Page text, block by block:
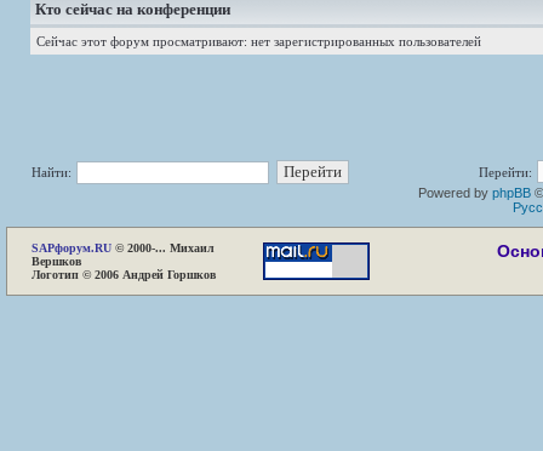
Кто сейчас на конференции
Сейчас этот форум просматривают: нет зарегистрированных пользователей
Найти:
Перейти:
Powered by phpBB
SAPфорум.RU © 2000-... Михаил
Вершков
Логотип © 2006 Андрей Горшков